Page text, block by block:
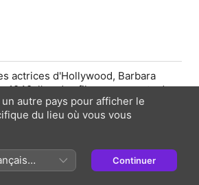
actrices d'Hollywood, Barbara
1948, l'un des films marquants de
Number... . Ce thriller où tout
est le pionnier du genre.
fois, Barbara Stanwyck ne reçoit
autre pays pour afficher le
du lieu où vous vous
Continuer